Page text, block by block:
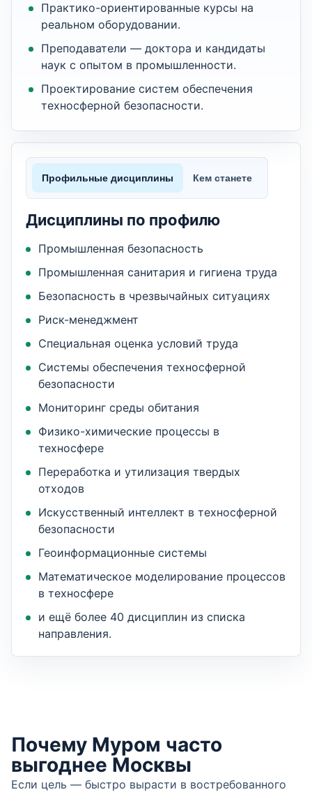
Практико-ориентированные курсы на
реальном оборудовании.
Преподаватели — доктора и кандидаты
наук с опытом в промышленности.
Проектирование систем обеспечения
техносферной безопасности.
Профильные дисциплины Кем станете
Дисциплины по профилю
Промышленная безопасность
Промышленная санитария и гигиена труда
Безопасность в чрезвычайных ситуациях
Риск-менеджмент
Специальная оценка условий труда
Системы обеспечения техносферной
безопасности
Мониторинг среды обитания
Физико-химические процессы в
техносфере
Переработка и утилизация твердых
отходов
Искусственный интеллект в техносферной
безопасности
Геоинформационные системы
Математическое моделирование процессов
в техносфере
и ещё более 40 дисциплин из списка
направления.
Почему Муром часто
выгоднее Москвы
Если цель — быстро вырасти в востребованного